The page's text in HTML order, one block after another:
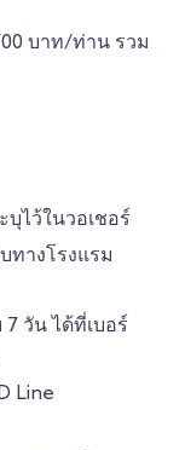
บาท/ท่าน รวม
ไว้ในวอเชอร์
ทางโรงแรม
วัน ได้ที่เบอร์
Line